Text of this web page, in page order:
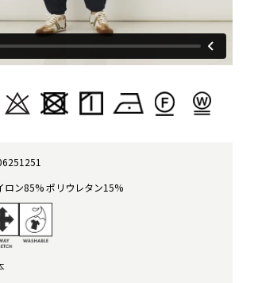
ロン85% ポリウレタン15%